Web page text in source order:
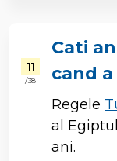
11
/ 38
Cati
cand
Regele
al
ani.